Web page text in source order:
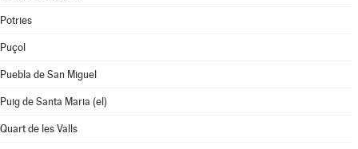
Potries
Puçol
Puebla de San Miguel
Puig de Santa Maria (el)
Quart de les Valls